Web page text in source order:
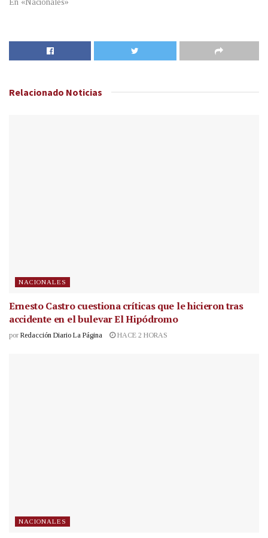
En «Nacionales»
Relacionado Noticias
NACIONALES
Ernesto Castro cuestiona críticas que le hicieron tras
accidente en el bulevar El Hipódromo
por Redacción Diario La Página HACE 2 HORAS
NACIONALES